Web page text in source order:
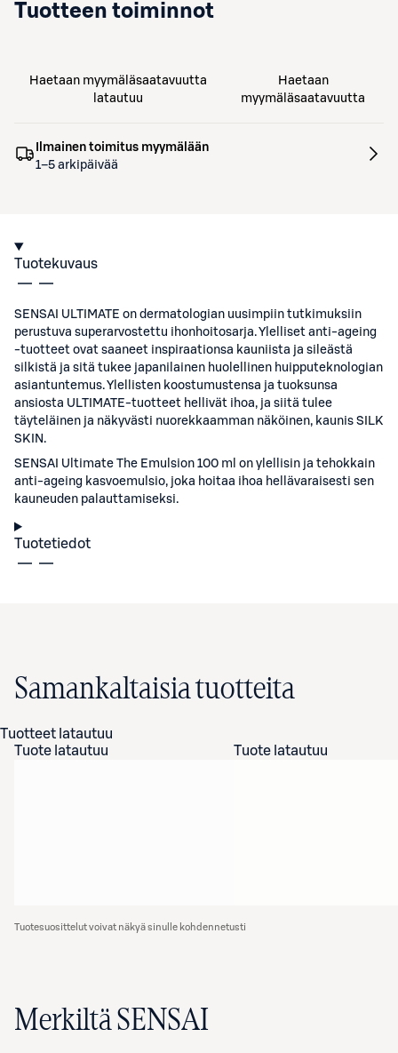
Tuotteen toiminnot
Haetaan myymäläsaatavuutta
latautuu
Haetaan
myymäläsaatavuutta
Ilmainen toimitus myymälään
1–5 arkipäivää
Tuotekuvaus
SENSAI ULTIMATE on dermatologian uusimpiin tutkimuksiin
perustuva superarvostettu ihonhoitosarja. Ylelliset anti-ageing
-tuotteet ovat saaneet inspiraationsa kauniista ja sileästä
silkistä ja sitä tukee japanilainen huolellinen huipputeknologian
asiantuntemus. Ylellisten koostumustensa ja tuoksunsa
ansiosta ULTIMATE-tuotteet hellivät ihoa, ja siitä tulee
täyteläinen ja näkyvästi nuorekkaamman näköinen, kaunis SILK
SKIN.
SENSAI Ultimate The Emulsion 100 ml on ylellisin ja tehokkain
anti-ageing kasvoemulsio, joka hoitaa ihoa hellävaraisesti sen
kauneuden palauttamiseksi.
Tuotetiedot
Samankaltaisia tuotteita
Tuotteet latautuu
Tuote latautuu
Tuote latautuu
Tuotesuosittelut voivat näkyä sinulle kohdennetusti
Merkiltä SENSAI